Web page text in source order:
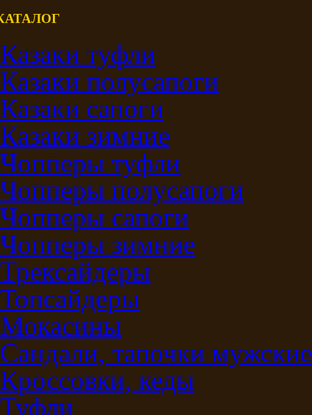
Казаки туфли
Казаки полусапоги
Казаки сапоги
Казаки зимние
Чопперы туфли
Чопперы полусапоги
Чопперы сапоги
Чопперы зимние
Трексайдеры
Топсайдеры
Мокасины
Сандали, тапочки мужские
Кроссовки, кеды
Туфли